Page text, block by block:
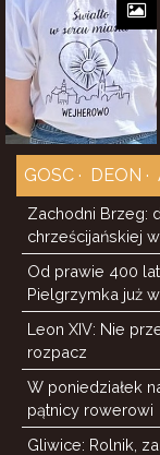
GOSC DEON
Zachodni Brzeg:
chrześcijańskiej
Od prawie 400
Pielgrzymka już
Leon XIV: Nie
rozpacz
W poniedziałek
pątnicy rowerowi
Gliwice: Rolnik,